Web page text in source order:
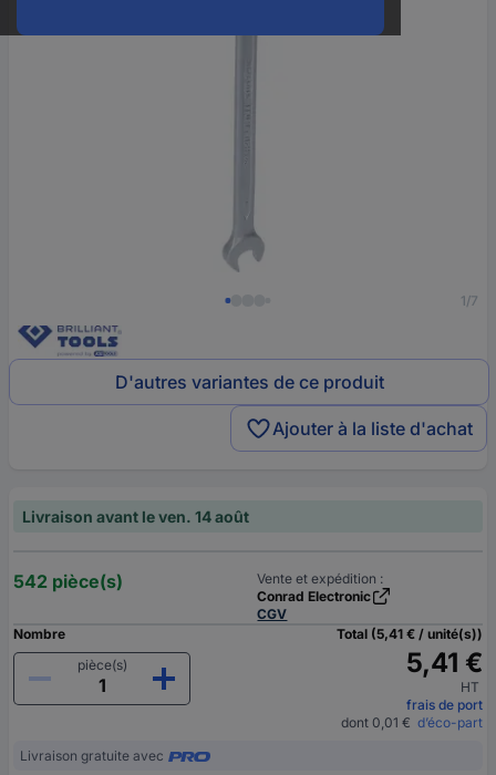
1/7
D'autres variantes de ce produit
Ajouter à la liste d'achat
Livraison avant le ven. 14 août
542 pièce(s)
Vente et expédition :
Conrad Electronic
CGV
Nombre
pièce(s)
Total (5,41 € / unité(s))
5,41 €
HT
frais de port
dont 0,01 € d’éco-part
Livraison gratuite avec